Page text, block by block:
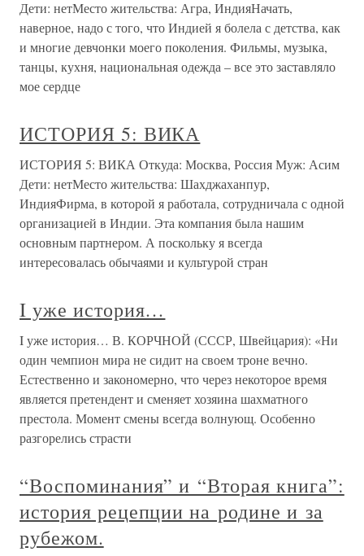
Дети: нетМесто жительства: Агра, ИндияНачать,
наверное, надо с того, что Индией я болела с детства, как
и многие девчонки моего поколения. Фильмы, музыка,
танцы, кухня, национальная одежда – все это заставляло
мое сердце
ИСТОРИЯ 5: ВИКА
ИСТОРИЯ 5: ВИКА Откуда: Москва, Россия Муж: Асим
Дети: нетМесто жительства: Шахджаханпур,
ИндияФирма, в которой я работала, сотрудничала с одной
организацией в Индии. Эта компания была нашим
основным партнером. А поскольку я всегда
интересовалась обычаями и культурой стран
I уже история…
I уже история… В. КОРЧНОЙ (СССР, Швейцария): «Ни
один чемпион мира не сидит на своем троне вечно.
Естественно и закономерно, что через некоторое время
является претендент и сменяет хозяина шахматного
престола. Момент смены всегда волнующ. Особенно
разгорелись страсти
“Воспоминания” и “Вторая книга”:
история рецепции на родине и за
рубежом.